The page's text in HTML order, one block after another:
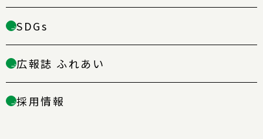
→
SDGs
→
広報誌 ふれあい
→
採用情報